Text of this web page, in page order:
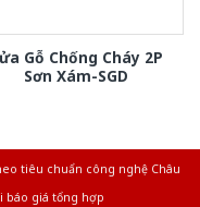
Gỗ Chống Cháy 2P
Sơn Xám-SGD
tiêu chuẩn công nghệ Châu
báo giá tổng hợp